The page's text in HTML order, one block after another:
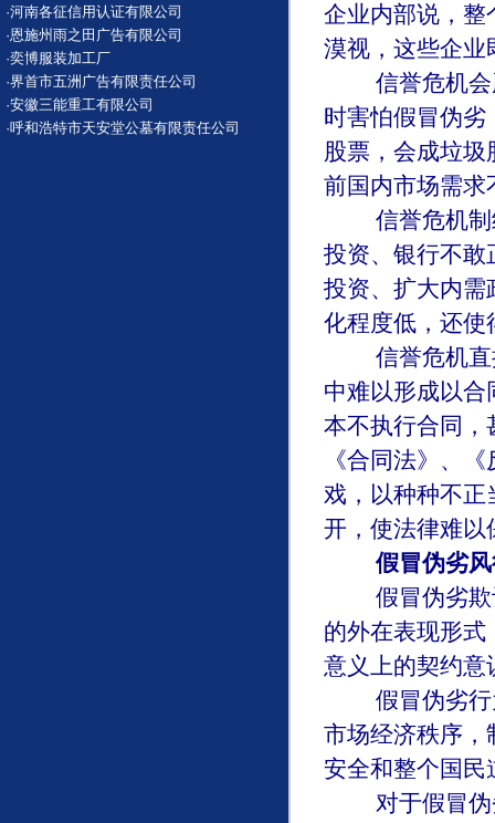
·河南各征信用认证有限公司
·恩施州雨之田广告有限公司
·奕博服装加工厂
·界首市五洲广告有限责任公司
·安徽三能重工有限公司
·呼和浩特市天安堂公墓有限责任公司
企业内部说，整
漠视，这些企业
信誉危机会严
时害怕假冒伪劣
股票，会成垃
前国内市场需求
信誉危机制约
投资、银行不敢
投资、扩大内需
化程度低，还使
信誉危机直接
中难以形成以
本不执行合同，
《合同法》、
戏，以种种不
开，使法律难以
假冒伪劣
假冒伪劣欺诈
的外在表现形式
意义上的契约意
假冒伪劣行为
市场经济秩序，
安全和整个国民
对于假冒伪劣